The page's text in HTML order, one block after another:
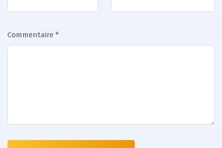
Commentaire *